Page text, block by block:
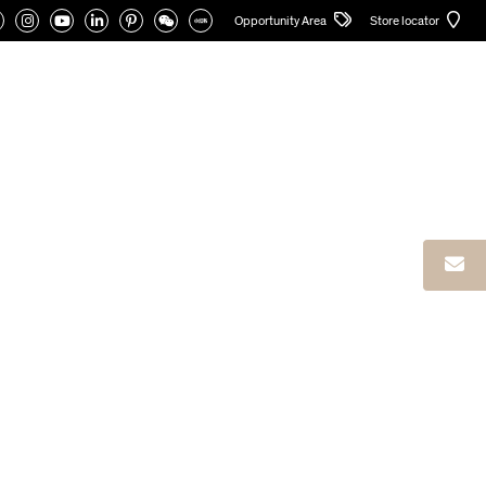
Opportunity Area Store locator